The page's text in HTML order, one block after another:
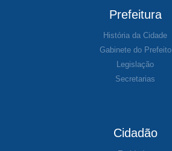
Prefeitura
História da Cidade
Gabinete do Prefeito
Legislação
Secretarias
Cidadão